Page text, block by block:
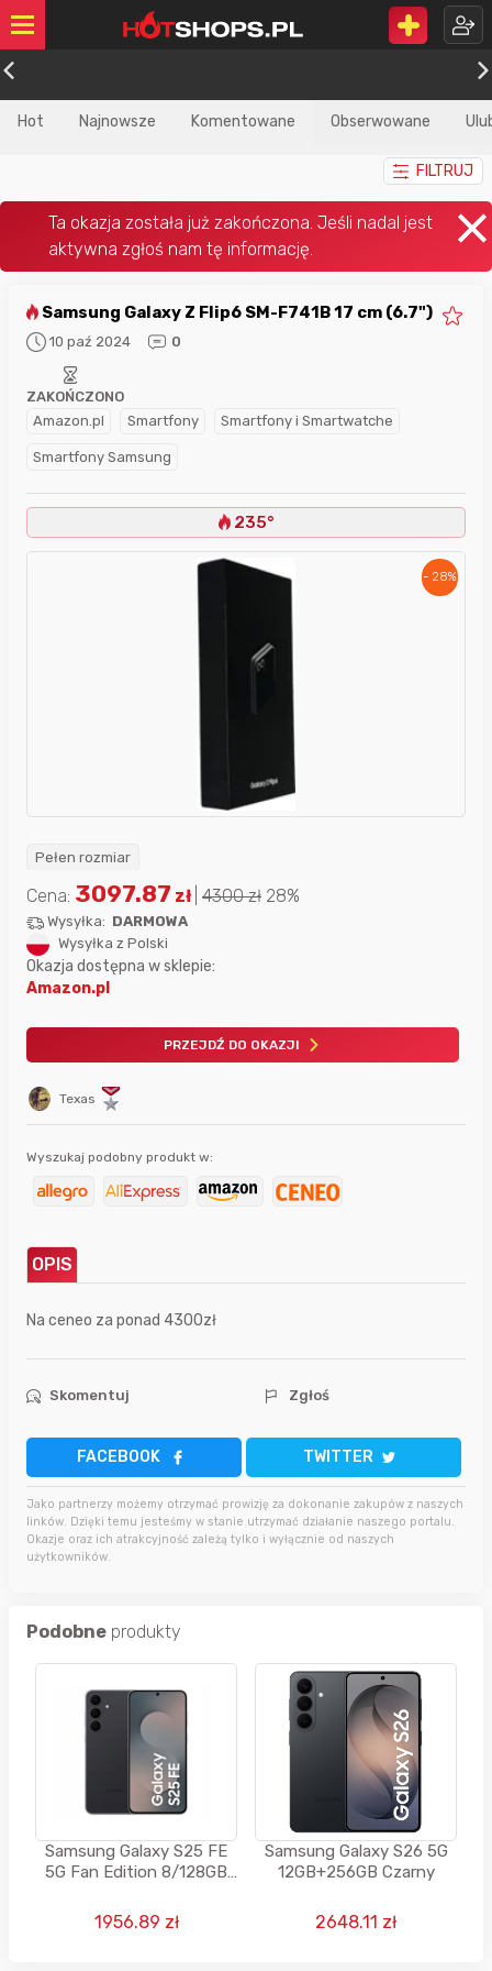
Hot Najnowsze Komentowane Obserwowane
FILTRUJ
Samsung Galaxy Z Flip6 SM-F741B 17 cm (6.7")
10 paź 2024 0
Amazon.pl Smartfony Smartfony i Smartwatche
Smartfony Samsung
ZAKOŃCZONO
235°
- 28%
Pełen rozmiar
Texas
Cena: 3097.87 zł 4300zł 28%
Wysyłka: DARMOWA
Wysyłka z Polski
Okazja dostępna w sklepie:
Amazon.pl
PRZEJDŹ DO OKAZJI
Wyszukaj podobny produkt w:
OPIS
Na ceneo za ponad 4300zł
Skomentuj Zgłoś
FACEBOOK TWITTER
Jako partnerzy możemy otrzymać prowizję za dokonanie zakupów z naszych
linków. Dzięki temu jesteśmy w stanie utrzymać działanie naszego portalu.
Okazje oraz ich atrakcyjność zależą tylko i wyłącznie od naszych
użytkowników.
Podobne produkty
Samsung Galaxy S25 FE
5G Fan Edition 8/128GB
- od X-KOM
1956.89 zł
Samsung Galaxy S26 5G
12GB+256GB Czarny
2648.11 zł